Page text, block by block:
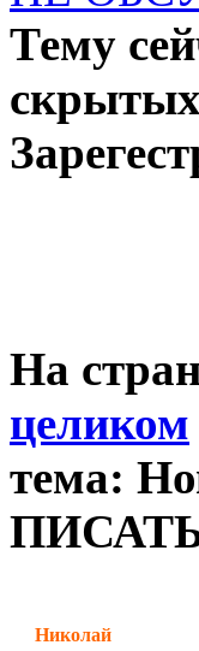
Тему
На
целиком
тема:
Николай